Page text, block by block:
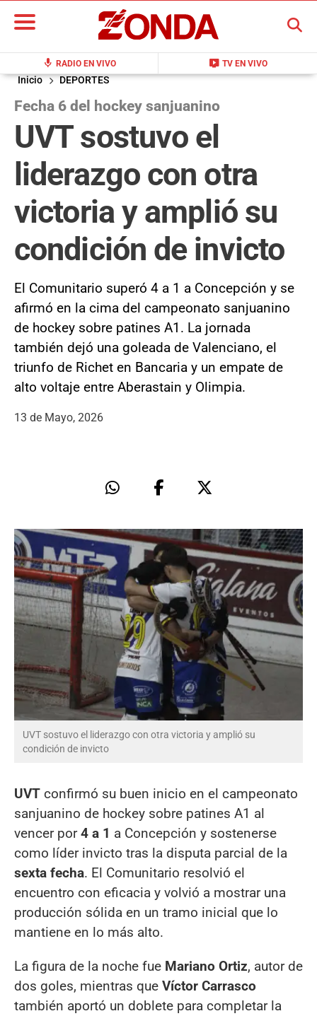
mic RADIO EN VIVO live_tv TV EN VIVO
BUSCAR
Inicio DEPORTES
Fecha 6 del hockey sanjuanino
UVT sostuvo el
liderazgo con otra
victoria y amplió su
condición de invicto
El Comunitario superó 4 a 1 a Concepción y se
afirmó en la cima del campeonato sanjuanino
de hockey sobre patines A1. La jornada
también dejó una goleada de Valenciano, el
triunfo de Richet en Bancaria y un empate de
alto voltaje entre Aberastain y Olimpia.
13 de Mayo, 2026
UVT sostuvo el liderazgo con otra victoria y amplió su
condición de invicto
UVT confirmó su buen inicio en el campeonato
sanjuanino de hockey sobre patines A1 al
vencer por4 a 1 a Concepción y sostenerse
como líder invicto tras la disputa parcial de la
sexta fecha. El Comunitario resolvió el
encuentro con eficacia y volvió a mostrar una
producción sólida en un tramo inicial que lo
mantiene en lo más alto.
La figura de la noche fue Mariano Ortiz, autor de
dos goles, mientras que Víctor Carrasco
también aportó un doblete para completar la